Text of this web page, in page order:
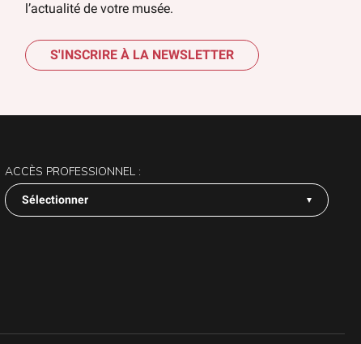
l’actualité de votre musée.
S'INSCRIRE À LA NEWSLETTER
ACCÈS PROFESSIONNEL :
Sélectionner